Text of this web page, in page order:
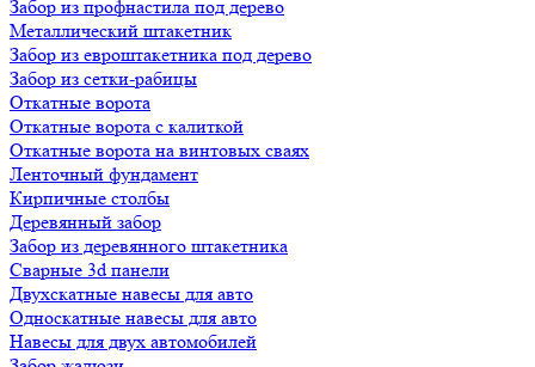
Забор из профнастила под дерево
Металлический штакетник
Забор из евроштакетника под дерево
Забор из сетки-рабицы
Откатные ворота
Откатные ворота с калиткой
Откатные ворота на винтовых сваях
Ленточный фундамент
Кирпичные столбы
Деревянный забор
Забор из деревянного штакетника
Сварные 3d панели
Двухскатные навесы для авто
Односкатные навесы для авто
Навесы для двух автомобилей